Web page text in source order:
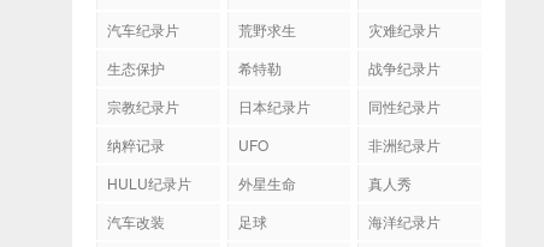
汽车纪录片
荒野求生
灾难纪录片
生态保护
希特勒
战争纪录片
宗教纪录片
日本纪录片
同性纪录片
纳粹记录
UFO
非洲纪录片
HULU纪录片
外星生命
真人秀
汽车改装
足球
海洋纪录片